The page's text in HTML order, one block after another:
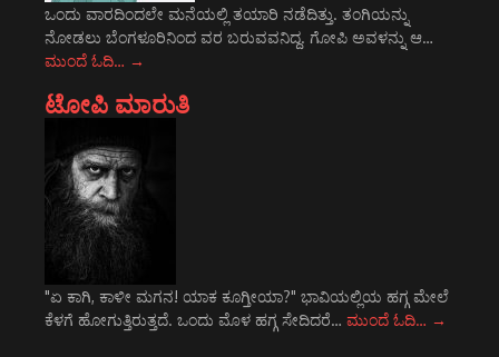
ಒಂದು ವಾರದಿಂದಲೇ ಮನೆಯಲ್ಲಿ ತಯಾರಿ ನಡೆದಿತ್ತು. ತಂಗಿಯನ್ನು
ನೋಡಲು ಬೆಂಗಳೂರಿನಿಂದ ವರ ಬರುವವನಿದ್ದ. ಗೋಪಿ ಅವಳನ್ನು ಆ…
ಮುಂದೆ ಓದಿ… →
ಟೋಪಿ ಮಾರುತಿ
"ಏ ಕಾಗಿ, ಕಾಳೀ ಮಗನ! ಯಾಕ ಕೂಗ್ತೀಯಾ?" ಭಾವಿಯಲ್ಲಿಯ ಹಗ್ಗ ಮೇಲೆ
ಕೆಳಗೆ ಹೋಗುತ್ತಿರುತ್ತದೆ. ಒಂದು ಮೊಳ ಹಗ್ಗ ಸೇದಿದರೆ… ಮುಂದೆ ಓದಿ… →